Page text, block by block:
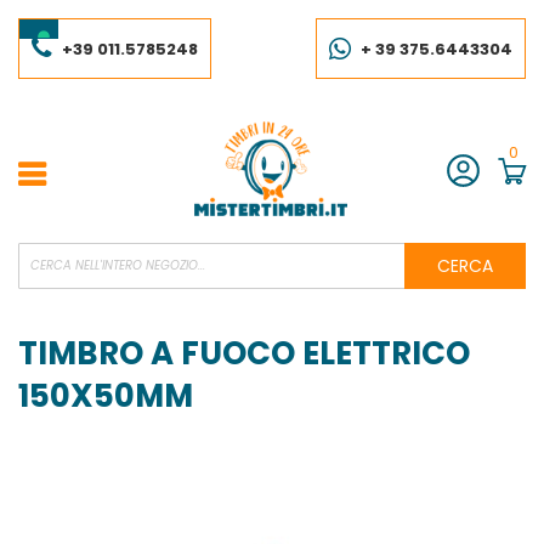
al
contenuto+39 011.5785248 + 39 375.6443304
Account
0
CERCA
TIMBRO A FUOCO ELETTRICO
150X50MM